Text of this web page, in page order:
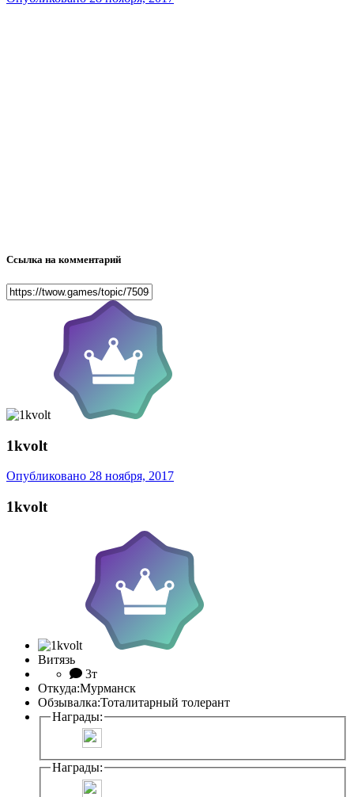
Ссылка на комментарий
1kvolt
Опубликовано 28 ноября, 2017
1kvolt
Витязь
3т
Откуда:Мурманск
Обзывалка:Тоталитарный толерант
Награды:
Награды: